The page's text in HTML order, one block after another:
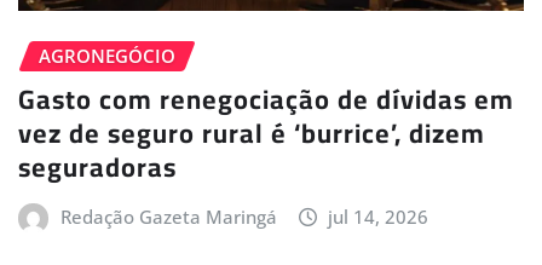
AGRONEGÓCIO
Gasto com renegociação de dívidas em
vez de seguro rural é ‘burrice’, dizem
seguradoras
Redação Gazeta Maringá jul 14, 2026